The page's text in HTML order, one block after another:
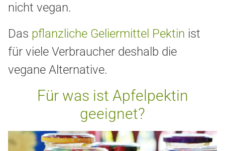
nicht vegan.
Das pflanzliche Geliermittel Pektin ist
für viele Verbraucher deshalb die
vegane Alternative.
Für was ist Apfelpektin
geeignet?